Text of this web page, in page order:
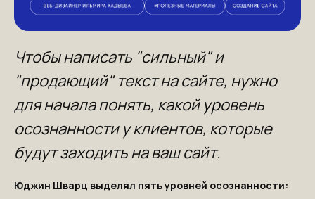
Чтобы написать "сильный" и
"продающий" текст на сайте, нужно
для начала понять, какой уровень
осознанности у клиентов, которые
будут заходить на ваш сайт.
Юджин Шварц выделял пять уровней осознанности: